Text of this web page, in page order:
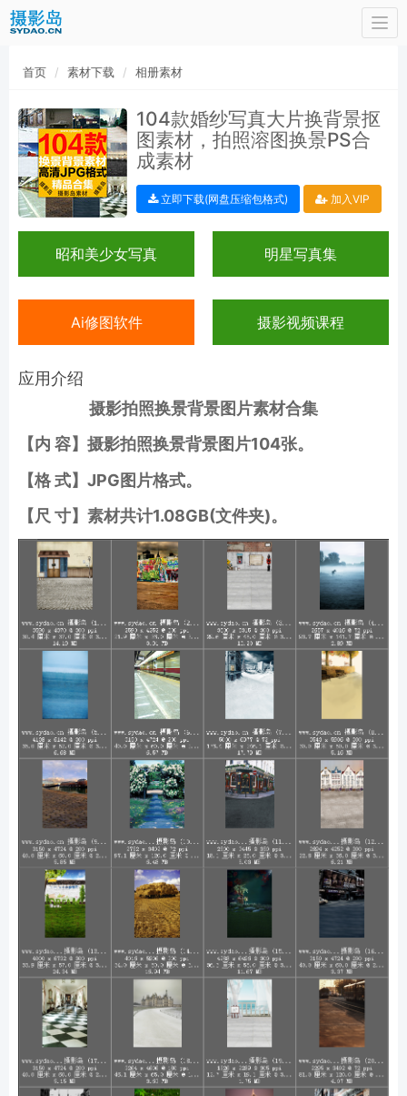
首页 素材下载 相册素材
104款婚纱写真大片换背景抠
图素材，拍照溶图换景PS合
成素材
立即下载(网盘压缩包格式) 加入VIP
昭和美少女写真 明星写真集
Ai修图软件 摄影视频课程
应用介绍
摄影拍照换景背景图片素材合集
【内 容】摄影拍照换景背景图片104张。
【格 式】JPG图片格式。
【尺 寸】素材共计1.08GB(文件夹)。